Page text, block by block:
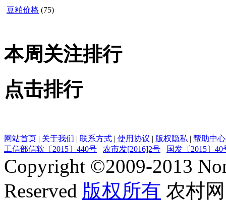
豆粕价格 (75)
本周关注排行
点击排行
网站首页 | 关于我们 | 联系方式 | 使用协议 | 版权隐私 | 帮助中心
工信部信软〔2015〕440号
农市发[2016]2号 国发〔2015〕40
Copyright ©2009-2013
Reserved 版权所有 农村网